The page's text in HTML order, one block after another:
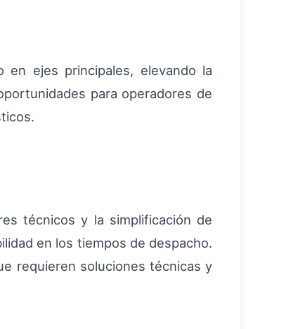
ejes principales, elevando la
para operadores de
técnicos y la simplificación de
en los tiempos de despacho.
requieren soluciones técnicas y